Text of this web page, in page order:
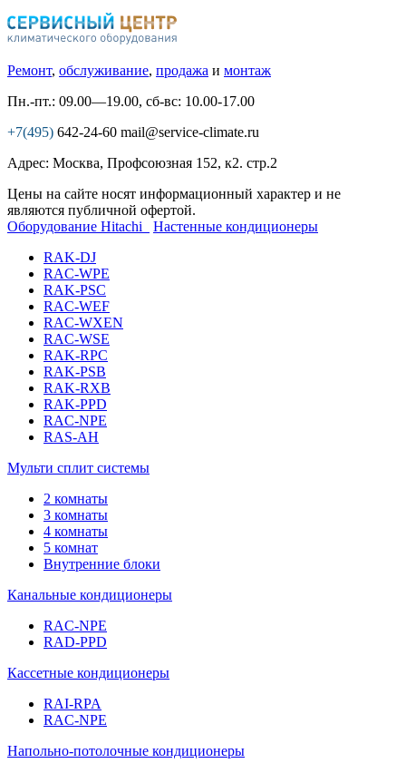
Ремонт, обслуживание, продажа и монтаж
Пн.-пт.: 09.00—19.00, сб-вс: 10.00-17.00
+7(495) 642-24-60 mail@service-climate.ru
Адрес: Москва, Профсоюзная 152, к2. стр.2
Цены на сайте носят информационный характер и не
являются публичной офертой.
Оборудование Hitachi
Настенные кондиционеры
RAK-DJ
RAC-WPE
RAK-PSC
RAC-WEF
RAC-WXEN
RAC-WSE
RAK-RPC
RAK-PSB
RAK-RXB
RAK-PPD
RAC-NPE
RAS-AH
Мульти сплит системы
2 комнаты
3 комнаты
4 комнаты
5 комнат
Внутренние блоки
Канальные кондиционеры
RAC-NPE
RAD-PPD
Кассетные кондиционеры
RAI-RPA
RAC-NPE
Напольно-потолочные кондиционеры